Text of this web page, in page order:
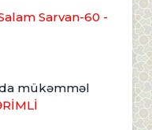
Sarvan-60 -
mükəmməl